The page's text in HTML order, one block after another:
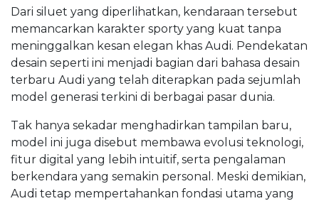
Dari siluet yang diperlihatkan, kendaraan tersebut
memancarkan karakter sporty yang kuat tanpa
meninggalkan kesan elegan khas Audi. Pendekatan
desain seperti ini menjadi bagian dari bahasa desain
terbaru Audi yang telah diterapkan pada sejumlah
model generasi terkini di berbagai pasar dunia.
Tak hanya sekadar menghadirkan tampilan baru,
model ini juga disebut membawa evolusi teknologi,
fitur digital yang lebih intuitif, serta pengalaman
berkendara yang semakin personal. Meski demikian,
Audi tetap mempertahankan fondasi utama yang